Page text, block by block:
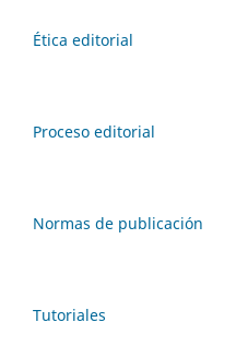
Ética editorial
Proceso editorial
Normas de publicación
Tutoriales